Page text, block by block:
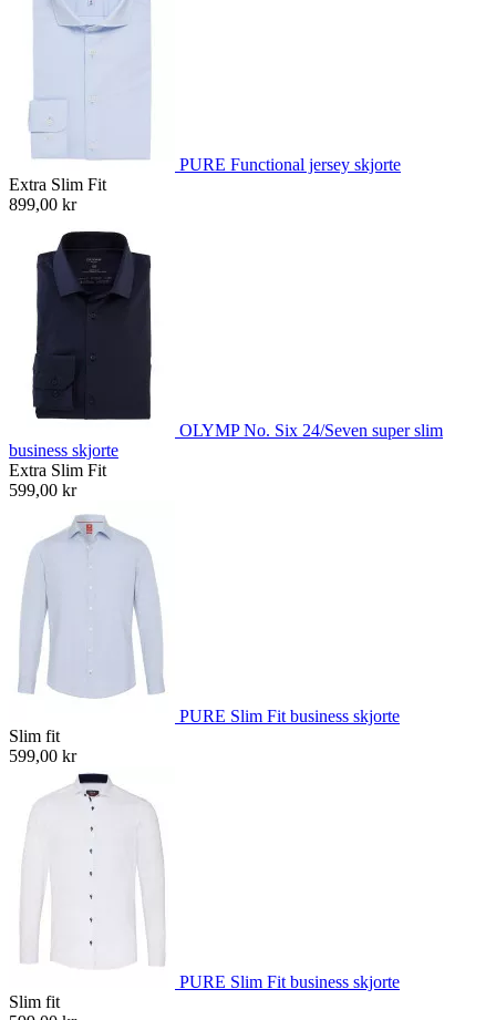
PURE Functional jersey skjorte
Extra Slim Fit
899,00 kr
OLYMP No. Six 24/Seven super slim
business skjorte
Extra Slim Fit
599,00 kr
PURE Slim Fit business skjorte
Slim fit
599,00 kr
PURE Slim Fit business skjorte
Slim fit